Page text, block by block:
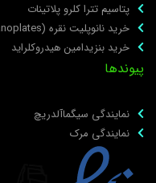
پتاسیم تترا کلرو پلاتینات
خرید نانوپلیت نقره (Silver Nanoplates)
خرید بنزیدامین هیدروکلراید
نمایندگی سیگماآلدریچ
نمایندگی مرک